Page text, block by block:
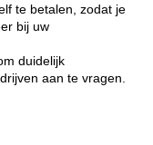
te betalen, zodat je
bij uw
duidelijk
aan te vragen.